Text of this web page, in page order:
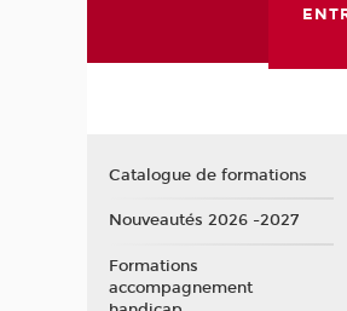
Catalogue de formations
Nouveautés 2026 -2027
Formations
accompagnement